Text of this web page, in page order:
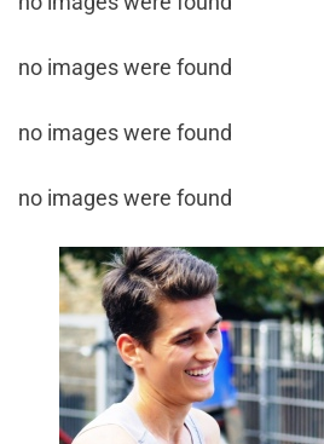
no images were found
no images were found
no images were found